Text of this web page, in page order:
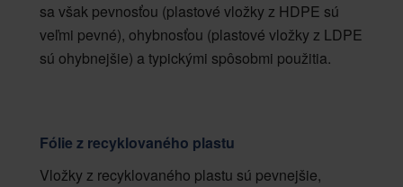
sa však pevnosťou (plastové vložky z HDPE sú
veľmi pevné), ohybnosťou (plastové vložky z LDPE
sú ohybnejšie) a typickými spôsobmi použitia.
Fólie z recyklovaného plastu
Vložky z recyklovaného plastu sú pevnejšie,